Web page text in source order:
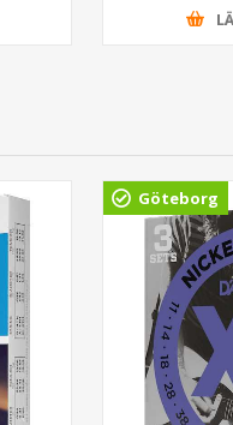
Göteborg